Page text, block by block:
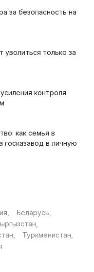
за безопасность на
уволиться только за
контроля
как семья в
госказавод в личную
Беларусь
Туркменистан